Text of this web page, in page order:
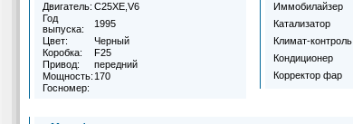
Двигатель: C25XE,V6
Год
выпуска:
1995
Цвет:
Черный
Коробка:
F25
Привод:
передний
Мощность: 170
Госномер:
Иммобилайзер
Катализатор
Климат-контроль
Кондиционер
Корректор фар